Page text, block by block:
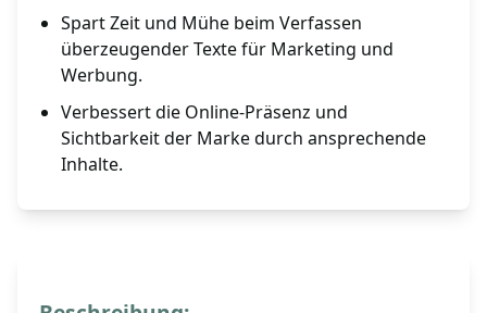
Spart Zeit und Mühe beim Verfassen
überzeugender Texte für Marketing und
Werbung.
Verbessert die Online-Präsenz und
Sichtbarkeit der Marke durch ansprechende
Inhalte.